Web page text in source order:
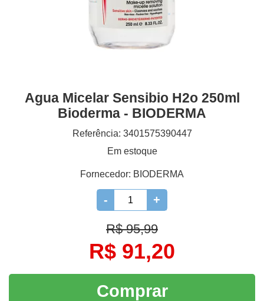
Agua Micelar Sensibio H2o 250ml
Bioderma - BIODERMA
Referência: 3401575390447
Em estoque
Fornecedor: BIODERMA
- +
R$ 95,99
R$ 91,20
Comprar